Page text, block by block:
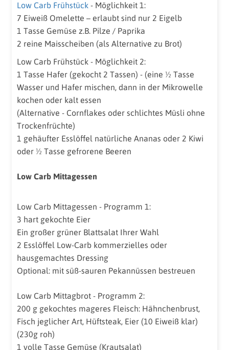
Low Carb Frühstück - Möglichkeit 1:
7 Eiweiß Omelette – erlaubt sind nur 2 Eigelb
1 Tasse Gemüse z.B. Pilze / Paprika
2 reine Maisscheiben (als Alternative zu Brot)
Low Carb Frühstück - Möglichkeit 2:
1 Tasse Hafer (gekocht 2 Tassen) - (eine ½ Tasse
Wasser und Hafer mischen, dann in der Mikrowelle
kochen oder kalt essen
(Alternative - Cornflakes oder schlichtes Müsli ohne
Trockenfrüchte)
1 gehäufter Esslöffel natürliche Ananas oder 2 Kiwi
oder ½ Tasse gefrorene Beeren
Low Carb Mittagessen
Low Carb Mittagessen - Programm 1:
3 hart gekochte Eier
Ein großer grüner Blattsalat Ihrer Wahl
2 Esslöffel Low-Carb kommerzielles oder
hausgemachtes Dressing
Optional: mit süß-sauren Pekannüssen bestreuen
Low Carb Mittagbrot - Programm 2:
200 g gekochtes mageres Fleisch: Hähnchenbrust,
Fisch jeglicher Art, Hüftsteak, Eier (10 Eiweiß klar)
(230g roh)
1 volle Tasse Gemüse (Krautsalat)